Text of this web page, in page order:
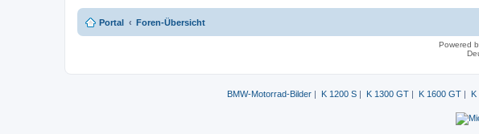
Portal Foren-Übersicht
Powered
BMW-Motorrad-Bilder| K 1200 S| K 1300 GT| K 1600 GT| K